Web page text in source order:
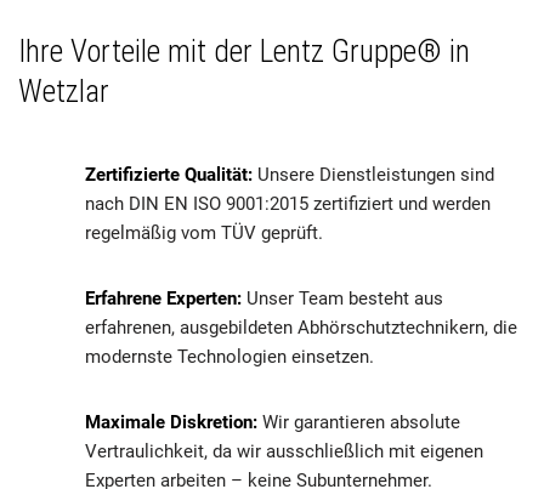
Ihre Vorteile mit der Lentz Gruppe® in
Wetzlar
Zertifizierte Qualität: Unsere Dienstleistungen sind
nach DIN EN ISO 9001:2015 zertifiziert und werden
regelmäßig vom TÜV geprüft.
Erfahrene Experten: Unser Team besteht aus
erfahrenen, ausgebildeten Abhörschutztechnikern, die
modernste Technologien einsetzen.
Maximale Diskretion: Wir garantieren absolute
Vertraulichkeit, da wir ausschließlich mit eigenen
Experten arbeiten – keine Subunternehmer.